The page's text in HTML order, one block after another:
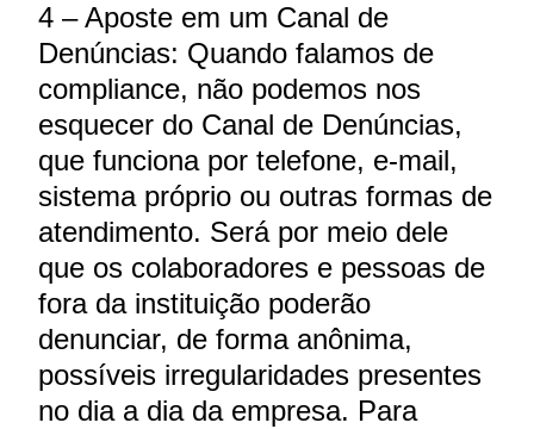
4 – Aposte em um Canal de
Denúncias: Quando falamos de
compliance, não podemos nos
esquecer do Canal de Denúncias,
que funciona por telefone, e-mail,
sistema próprio ou outras formas de
atendimento. Será por meio dele
que os colaboradores e pessoas de
fora da instituição poderão
denunciar, de forma anônima,
possíveis irregularidades presentes
no dia a dia da empresa. Para